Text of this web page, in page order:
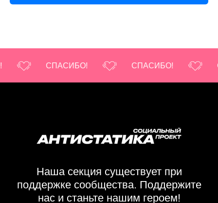
СПАСИБО! СПАСИБО!
Наша секция существует при
поддержке сообщества. Поддержите
нас и станьте нашим героем!